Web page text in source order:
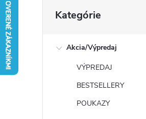
kategórie
Kategórie
Akcia/Výpredaj
VÝPREDAJ
BESTSELLERY
POUKAZY